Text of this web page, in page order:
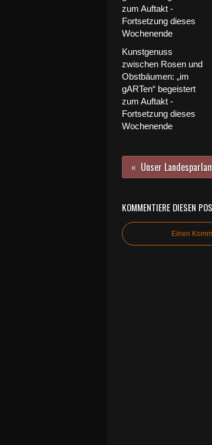
Kunstgenuss
zwischen Rosen und
Obstbäumen: „im
gARTen“ begeistert
zum Auftakt -
Fortsetzung dieses
Wochenende
KOMMENTIERE DIESEN
Einen